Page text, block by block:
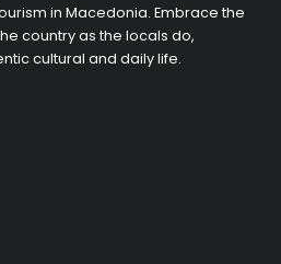
in Macedonia. Embrace the
country as the locals do,
cultural and daily life.